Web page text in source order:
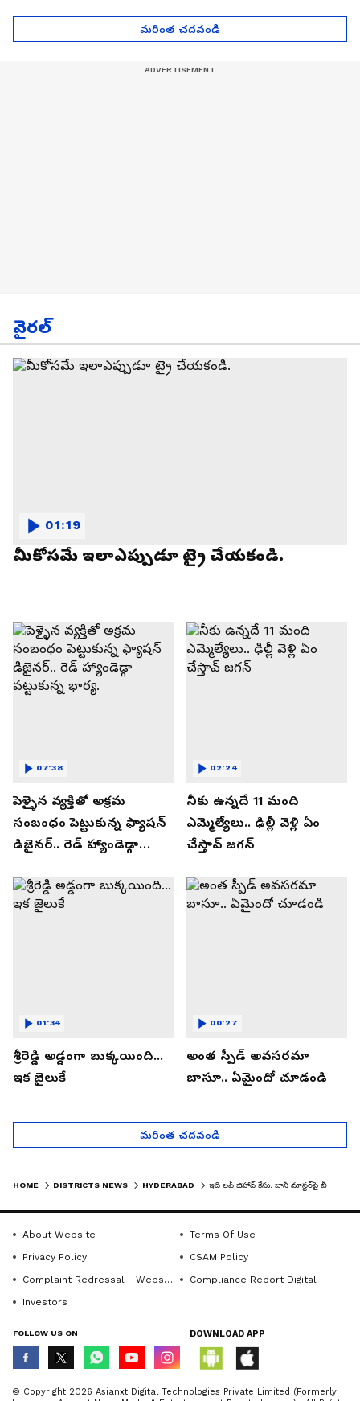
మరింత చదవండి
వైరల్
మీకోసమే ఇలాఎప్పుడూ ట్రై చేయకండి.
01:19
పెళ్ళైన వ్యక్తితో అక్రమ
సంబంధం పెట్టుకున్న ఫ్యాషన్
డిజైనర్.. రెడ్ హ్యాండెడ్గా
07:38
నీకు ఉన్నదే 11 మంది
ఎమ్మెల్యేలు.. ఢిల్లీ వెళ్లి ఏం
చేస్తావ్ జగన్
02:24
శ్రీరెడ్డి అడ్డంగా బుక్కయింది...
ఇక జైలుకే
01:34
అంత స్పీడ్ అవసరమా
బాసూ.. ఏమైందో చూడండి
00:27
మరింత చదవండి
HOME DISTRICTS NEWS HYDERABAD
About Website
Terms Of Use
Privacy Policy
CSAM Policy
Complaint Redressal - Website
Compliance Report Digital
Investors
FOLLOW US ON DOWNLOAD APP
© Copyright 2026 Asianxt Digital Technologies Private Limited (Formerly